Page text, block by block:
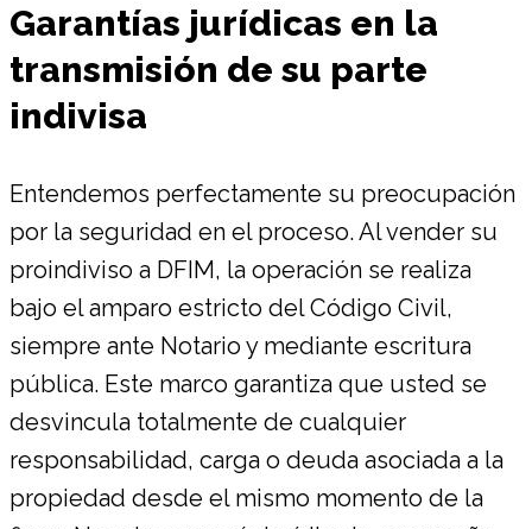
Garantías jurídicas en la
transmisión de su parte
indivisa
Entendemos perfectamente su preocupación
por la seguridad en el proceso. Al vender su
proindiviso a DFIM, la operación se realiza
bajo el amparo estricto del Código Civil,
siempre ante Notario y mediante escritura
pública. Este marco garantiza que usted se
desvincula totalmente de cualquier
responsabilidad, carga o deuda asociada a la
propiedad desde el mismo momento de la